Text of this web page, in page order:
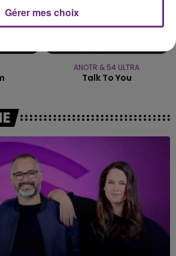
ANOTR & 54 ULTRA
Talk To You
Gérer mes choix